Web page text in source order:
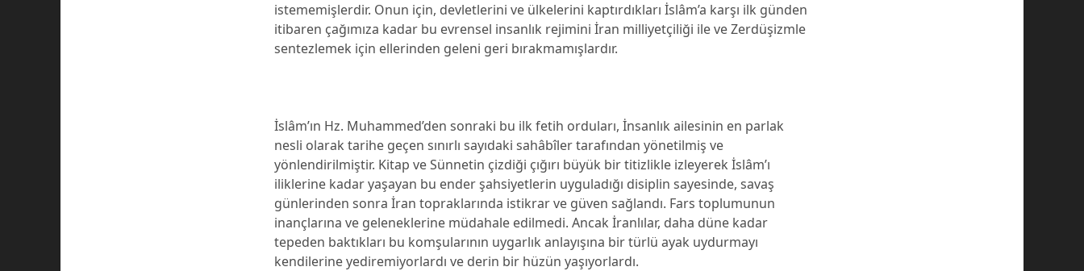
istememişlerdir. Onun için, devletlerini ve ülkelerini kaptırdıkları İslâm’a karşı ilk günden
itibaren çağımıza kadar bu evrensel insanlık rejimini İran milliyetçiliği ile ve Zerdüşizmle
sentezlemek için ellerinden geleni geri bırakmamışlardır.
İslâm’ın Hz. Muhammed’den sonraki bu ilk fetih orduları, İnsanlık ailesinin en parlak
nesli olarak tarihe geçen sınırlı sayıdaki sahâbîler tarafından yönetilmiş ve
yönlendirilmiştir. Kitap ve Sünnetin çizdiği çığırı büyük bir titizlikle izleyerek İslâm’ı
iliklerine kadar yaşayan bu ender şahsiyetlerin uyguladığı disiplin sayesinde, savaş
günlerinden sonra İran topraklarında istikrar ve güven sağlandı. Fars toplumunun
inançlarına ve geleneklerine müdahale edilmedi. Ancak İranlılar, daha düne kadar
tepeden baktıkları bu komşularının uygarlık anlayışına bir türlü ayak uydurmayı
kendilerine yediremiyorlardı ve derin bir hüzün yaşıyorlardı.